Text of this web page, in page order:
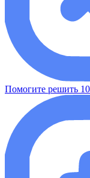
Помогите решить